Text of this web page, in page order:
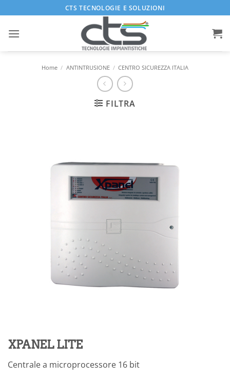
ai
contenuti
CTS TECNOLOGIE E SOLUZIONI
Home / ANTINTRUSIONE / CENTRO SICUREZZA ITALIA
FILTRA
XPANEL LITE
Centrale a microprocessore 16 bit